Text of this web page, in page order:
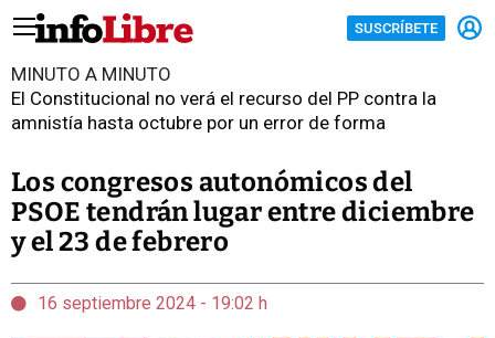
SUSCRÍBETE
MINUTO A MINUTO
El Constitucional no verá el recurso del PP contra la
amnistía hasta octubre por un error de forma
Los congresos autonómicos del
PSOE tendrán lugar entre diciembre
y el 23 de febrero
16 septiembre 2024 - 19:02 h